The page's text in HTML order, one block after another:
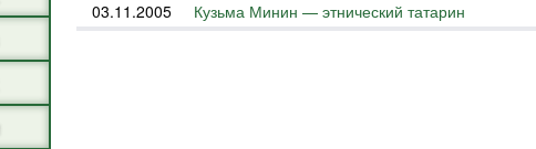
03.11.2005
Кузьма Минин — этнический татарин